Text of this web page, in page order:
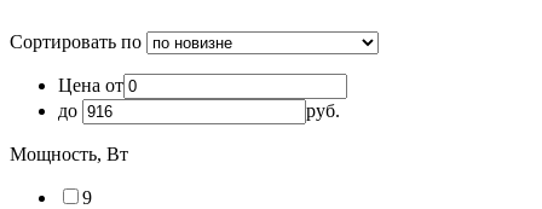
Сортировать по
Цена от
до
руб.
Мощность, Вт
9